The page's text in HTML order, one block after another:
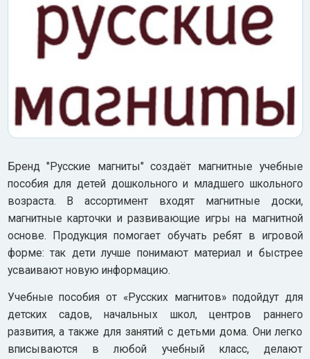
Бренд "Русские магниты" создаёт магнитные учебные
пособия для детей дошкольного и младшего школьного
возраста. В ассортимент входят магнитные доски,
магнитные карточки и развивающие игры на магнитной
основе. Продукция помогает обучать ребят в игровой
форме: так дети лучше понимают материал и быстрее
усваивают новую информацию.
Учебные пособия от «Русских магнитов» подойдут для
детских садов, начальных школ, центров раннего
развития, а также для занятий с детьми дома. Они легко
вписываются в любой учебный класс, делают